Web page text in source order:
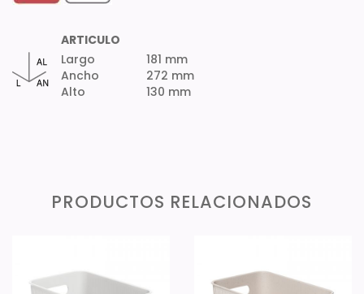
ARTICULO
Largo
Ancho
Alto
181 mm
272 mm
130 mm
PRODUCTOS RELACIONADOS